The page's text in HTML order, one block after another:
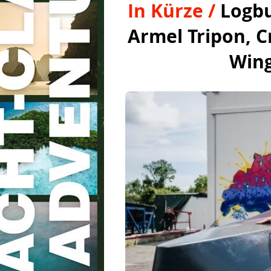
Rundfahrt Figaro Bénéteau
Mini-Transat
Arkea Ultim
Trophy
Arktische Vendée
Azimut-Herausforderung
Mondiale
Les Sables Horta Les
Liegestuhl
In Kürze /
Armel Tripon,